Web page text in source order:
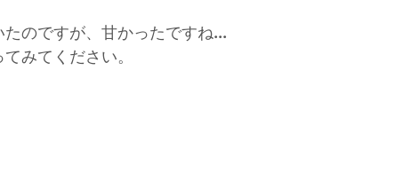
のですが、甘かったですね...
みてください。